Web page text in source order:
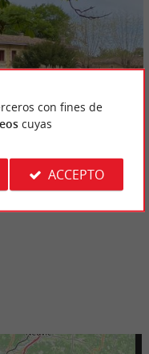
con fines de
cuyas
ACCEPTO